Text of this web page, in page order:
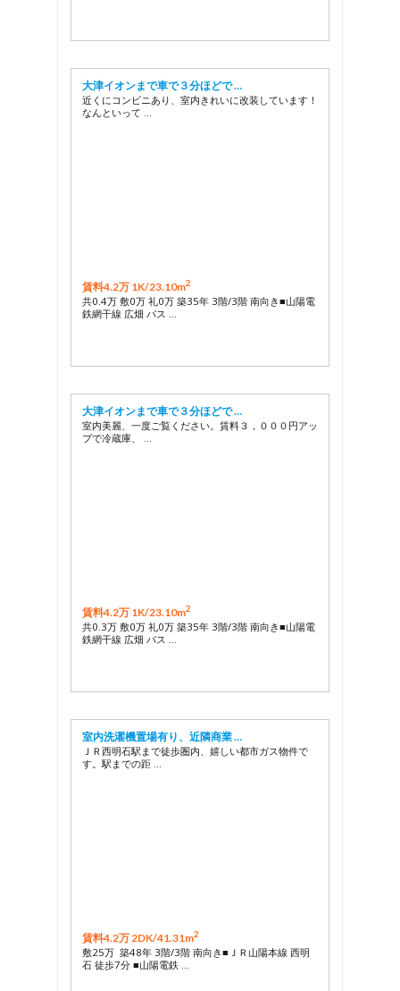
大津イオンまで車で３分ほどで …
近くにコンビニあり、室内きれいに改装しています！
なんといって …
賃料4.2万 1K/23.10m2
共0.4万 敷0万 礼0万 築35年 3階/3階 南向き■山陽電
鉄網干線 広畑 バス …
大津イオンまで車で３分ほどで …
室内美麗、一度ご覧ください。賃料３，０００円アッ
プで冷蔵庫、 …
賃料4.2万 1K/23.10m2
共0.3万 敷0万 礼0万 築35年 3階/3階 南向き■山陽電
鉄網干線 広畑 バス …
室内洗濯機置場有り、近隣商業 …
ＪＲ西明石駅まで徒歩圏内、嬉しい都市ガス物件で
す。駅までの距 …
賃料4.2万 2DK/41.31m2
敷25万 築48年 3階/3階 南向き■ＪＲ山陽本線 西明
石 徒歩7分 ■山陽電鉄 …